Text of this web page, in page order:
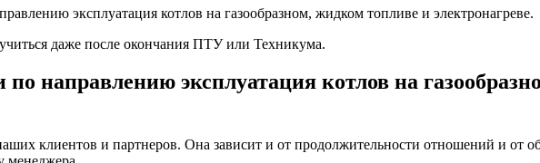
эксплуатация котлов на газообразном, жидком топливе и электронагреве.
даже после окончания ПТУ или Техникума.
направлению эксплуатация котлов на
клиентов и партнеров. Она зависит и от продолжительности отношений и от